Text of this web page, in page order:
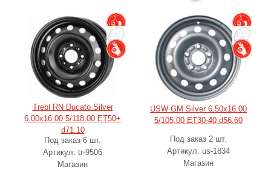
Trebl RN Ducato Silver
6.00x16.00 5/118.00 ET50+
d71.10
Под заказ 6 шт.
Артикул: tr-9506
Магазин
USW GM Silver 6.50x16.00
5/105.00 ET30-40 d56.60
Под заказ 2 шт.
Артикул: us-1834
Магазин